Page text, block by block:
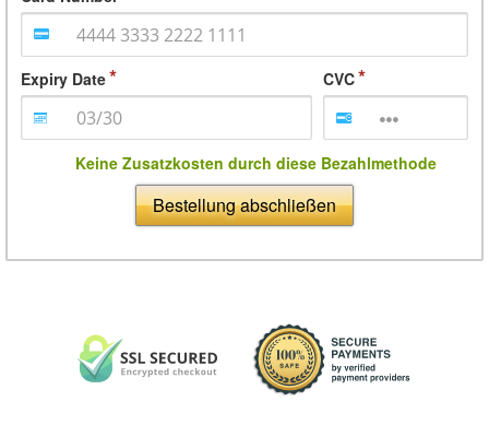
Expiry Date CVC
Keine Zusatzkosten durch diese Bezahlmethode
Bestellung abschließen